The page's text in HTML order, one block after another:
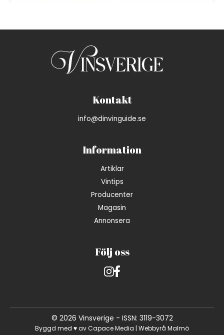
Kontakt
info@dinvinguide.se
Information
Artiklar
Vintips
Producenter
Magasin
Annonsera
Följ oss
Instagram
Facebook
© 2026 Vinsverige - ISSN: 3119-3072
Byggd med ♥ avCapace Media | Webbyrå Malmö